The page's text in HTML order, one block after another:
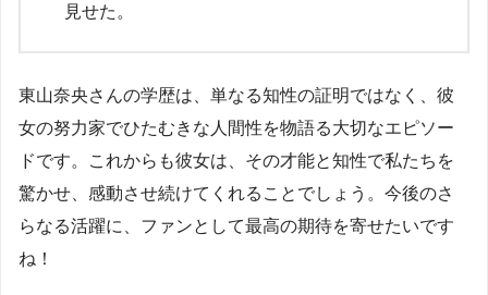
見せた。
東山奈央さんの学歴は、単なる知性の証明ではなく、彼
女の努力家でひたむきな人間性を物語る大切なエピソー
ドです。これからも彼女は、その才能と知性で私たちを
驚かせ、感動させ続けてくれることでしょう。今後のさ
らなる活躍に、ファンとして最高の期待を寄せたいです
ね！